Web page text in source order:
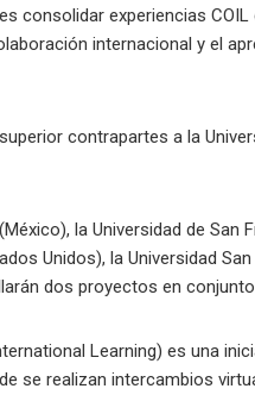
consolidar experiencias COIL
internacional y el
contrapartes a la
la Universidad de San
Unidos), la Universidad
dos proyectos en
Learning) es una
se realizan intercambios